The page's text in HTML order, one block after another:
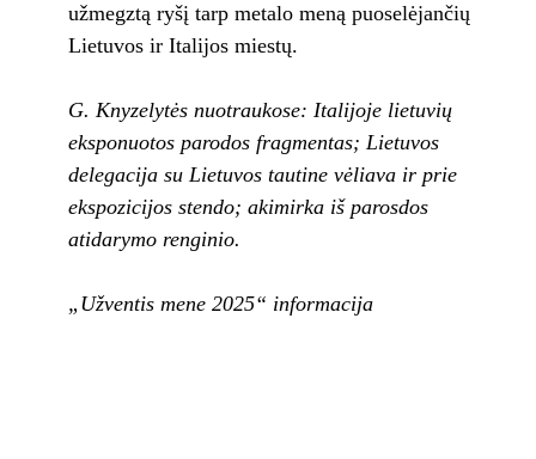
užmegztą ryšį tarp metalo meną puoselėjančių
Lietuvos ir Italijos miestų.
G. Knyzelytės nuotraukose: Italijoje lietuvių
eksponuotos parodos fragmentas; Lietuvos
delegacija su Lietuvos tautine vėliava ir prie
ekspozicijos stendo; akimirka iš parosdos
atidarymo renginio.
„Užventis mene 2025“ informacija